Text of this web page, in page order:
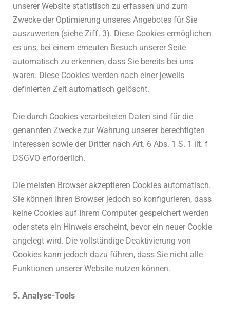
unserer Website statistisch zu erfassen und zum
Zwecke der Optimierung unseres Angebotes für Sie
auszuwerten (siehe Ziff. 3). Diese Cookies ermöglichen
es uns, bei einem erneuten Besuch unserer Seite
automatisch zu erkennen, dass Sie bereits bei uns
waren. Diese Cookies werden nach einer jeweils
definierten Zeit automatisch gelöscht.
Die durch Cookies verarbeiteten Daten sind für die
genannten Zwecke zur Wahrung unserer berechtigten
Interessen sowie der Dritter nach Art. 6 Abs. 1 S. 1 lit. f
DSGVO erforderlich.
Die meisten Browser akzeptieren Cookies automatisch.
Sie können Ihren Browser jedoch so konfigurieren, dass
keine Cookies auf Ihrem Computer gespeichert werden
oder stets ein Hinweis erscheint, bevor ein neuer Cookie
angelegt wird. Die vollständige Deaktivierung von
Cookies kann jedoch dazu führen, dass Sie nicht alle
Funktionen unserer Website nutzen können.
5. Analyse-Tools